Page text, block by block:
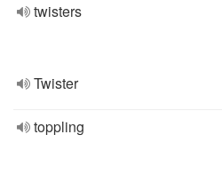
twisters
Twister
toppling